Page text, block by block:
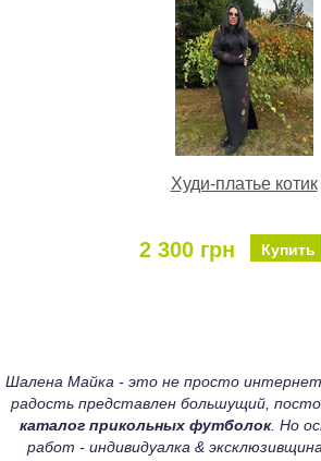
Худи-платье котик
2 300 грн Купить
Шалена Майка - это не просто
радость представлен большущий,
каталог прикольных футболок. Но
работ - индивидуалка &